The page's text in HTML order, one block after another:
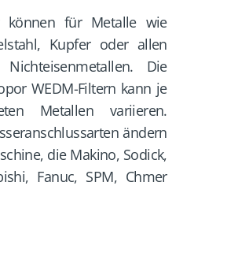
können für Metalle wie
Kupfer oder allen
Die
WEDM-Filtern kann je
Metallen variieren.
ändern
die Makino, Sodick,
Fanuc, SPM, Chmer